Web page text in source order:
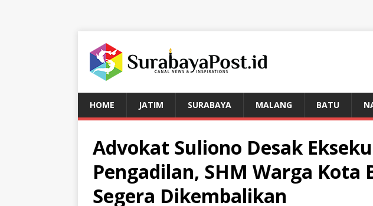
HOME JATIM SURABAYA MALANG BATU
Advokat Suliono Desak
Pengadilan, SHM Warga Kota
Segera Dikembalikan